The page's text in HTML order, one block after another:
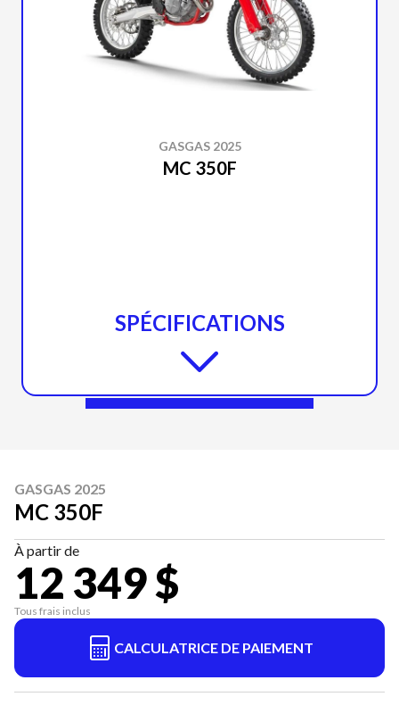
GASGAS 2025
MC 350F
SPÉCIFICATIONS
GASGAS 2025
MC 350F
À partir de
12 349 $
Tous frais inclus
CALCULATRICE DE PAIEMENT